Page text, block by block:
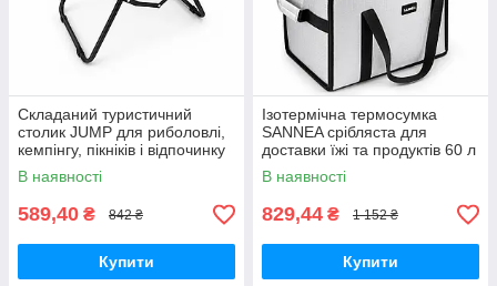
Складаний туристичний
столик JUMP для риболовлі,
кемпінгу, пікніків і відпочинку
на природі
В наявності
589,40 ₴ 842 ₴
Купити
Ізотермічна термосумка
SANNEA срібляста для
доставки їжі та продуктів 60 л
44×38×36 см
В наявності
829,44 ₴ 1 152 ₴
Купити